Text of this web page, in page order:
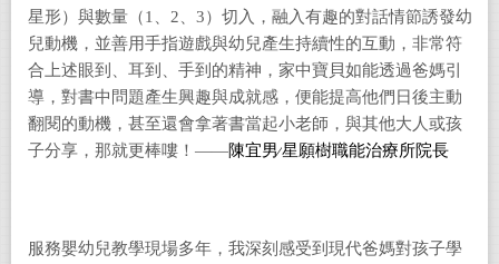
星形）與數量（1、2、3）切入，融入有趣的對話情節誘發幼
兒動機，並善用手指遊戲與幼兒產生持續性的互動，非常符
合上述眼到、耳到、手到的精神，家中寶貝如能透過爸媽引
導，對書中問題產生興趣與成就感，便能提高他們日後主動
翻閱的動機，甚至還會拿著書當起小老師，與其他大人或孩
子分享，那就更棒嘍！——陳宜男∕星願樹職能治療所院長
服務嬰幼兒教學現場多年，我深刻感受到現代爸媽對孩子學